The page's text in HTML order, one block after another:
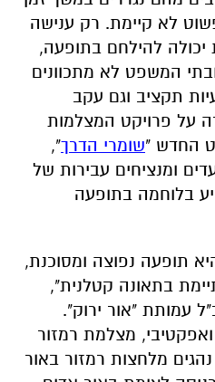
לא קיימת. רק ענישה
להילחם בתופעה,
המשפט לא מתכוונים
תקציב וגם עקב
על פרויקט המצלמות
החדש "שומרי הדרך",
ומנציחים עבירות של
בלוחמה בתופעה
תופעה נפוצה ומסוכנת,
בתאונה קטלנית",
עמותת "אור ירוק".
מצלמת רמזור
מלחצות רמזור באור